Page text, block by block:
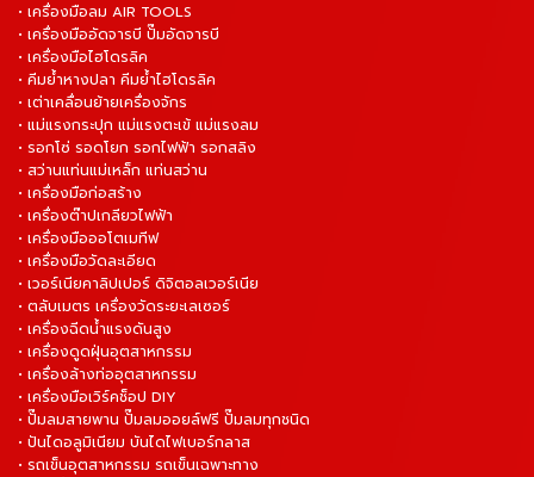
• เครื่องมือลม AIR TOOLS
• เครื่องมืออัดจารบี ปั๊มอัดจารบี
• เครื่องมือไฮโดรลิค
• คีมย้ำหางปลา คีมย้ำไฮโดรลิค
• เต่าเคลื่อนย้ายเครื่องจักร
• แม่แรงกระปุก แม่แรงตะเข้ แม่แรงลม
• รอกโซ่ รอดโยก รอกไฟฟ้า รอกสลิง
• สว่านแท่นแม่เหล็ก แท่นสว่าน
• เครื่องมือก่อสร้าง
• เครื่องต๊าปเกลียวไฟฟ้า
• เครื่องมือออโตเมทีฟ
• เครื่องมือวัดละเอียด
• เวอร์เนียคาลิปเปอร์ ดิจิตอลเวอร์เนีย
• ตลับเมตร เครื่องวัดระยะเลเซอร์
• เครื่องฉีดน้ำแรงดันสูง
• เครื่องดูดฝุ่นอุตสาหกรรม
• เครื่องล้างท่ออุตสาหกรรม
• เครื่องมือเวิร์คช็อป DIY
• ปั๊มลมสายพาน ปั๊มลมออยล์ฟรี ปั๊มลมทุกชนิด
• ปันไดอลูมิเนียม บันไดไฟเบอร์กลาส
• รถเข็นอุตสาหกรรม รถเข็นเฉพาะทาง